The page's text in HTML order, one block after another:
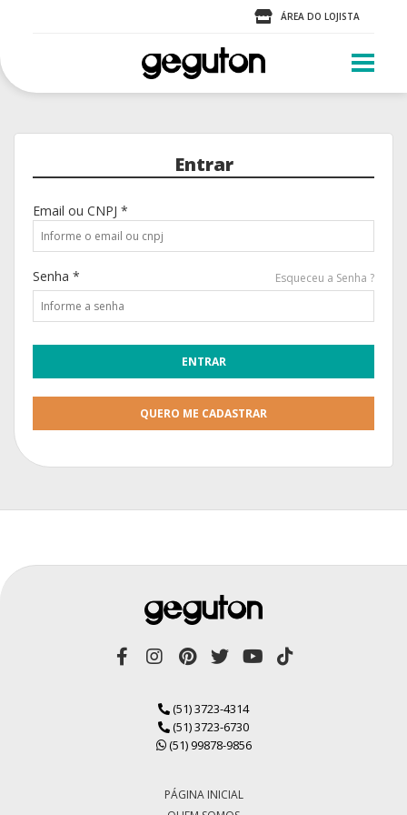
ÁREA DO LOJISTA
Entrar
Email ou CNPJ *
Senha * Esqueceu a Senha ?
QUERO ME CADASTRAR
(51) 3723-4314
(51) 3723-6730
(51) 99878-9856
PÁGINA INICIAL